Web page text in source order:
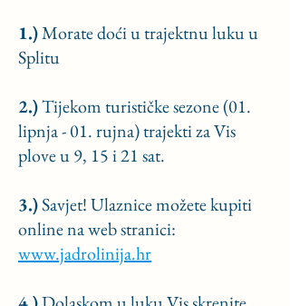
1.)Morate doći u trajektnu luku u
Splitu
2.)Tijekom turističke sezone (01.
lipnja - 01. rujna) trajekti za Vis
plove u 9, 15 i 21 sat.
3.)Savjet! Ulaznice možete kupiti
online na web stranici:
www.jadrolinija.hr